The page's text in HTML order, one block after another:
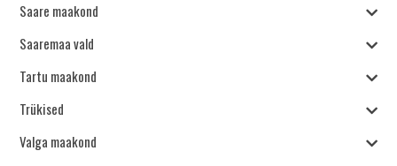
Saare maakond
Saaremaa vald
Tartu maakond
Trükised
Valga maakond